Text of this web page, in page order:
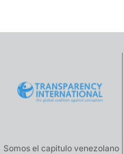
Somos el capitulo venezolano